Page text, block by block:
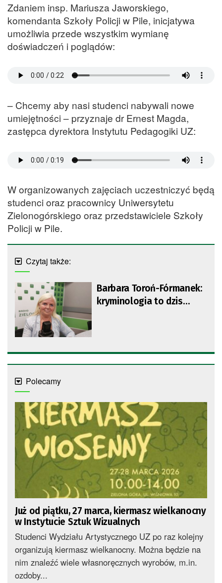
Zdaniem insp. Mariusza Jaworskiego,
komendanta Szkoły Policji w Pile, inicjatywa
umożliwia przede wszystkim wymianę
doświadczeń i poglądów:
– Chcemy aby nasi studenci nabywali nowe
umiejętności – przyznaje dr Ernest Magda,
zastępca dyrektora Instytutu Pedagogiki UZ:
W organizowanych zajęciach uczestniczyć będą
studenci oraz pracownicy Uniwersytetu
Zielonogórskiego oraz przedstawiciele Szkoły
Policji w Pile.
Czytaj także:
Barbara Toroń-Fórmanek:
kryminologia to dzis
Polecamy
Już od piątku, 27 marca, kiermasz wielkanocny
w Instytucie Sztuk Wizualnych
Studenci Wydziału Artystycznego UZ po raz kolejny
organizują kiermasz wielkanocny. Można będzie na
nim znaleźć wiele własnoręcznych wyrobów, m.in.
ozdoby...